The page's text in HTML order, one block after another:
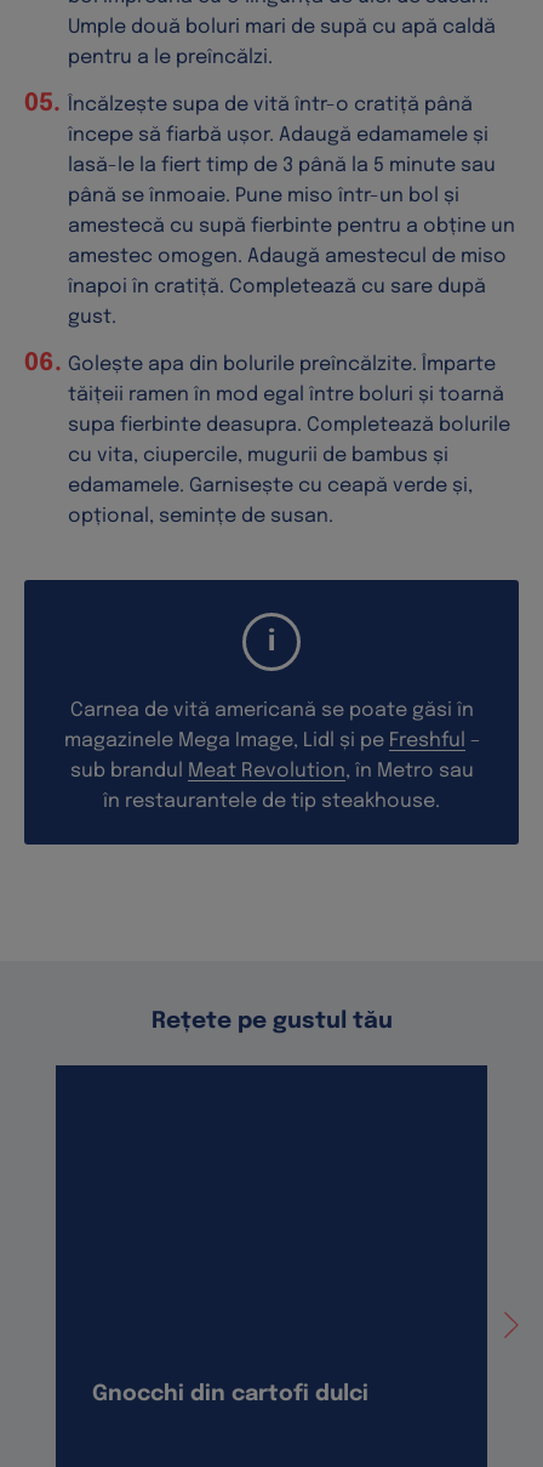
Umple două boluri mari de supă cu apă caldă
pentru a le preîncălzi.
Încălzește supa de vită într-o cratiță până
începe să fiarbă ușor. Adaugă edamamele și
lasă-le la fiert timp de 3 până la 5 minute sau
până se înmoaie. Pune miso într-un bol și
amestecă cu supă fierbinte pentru a obține un
amestec omogen. Adaugă amestecul de miso
înapoi în cratiță. Completează cu sare după
gust.
Golește apa din bolurile preîncălzite. Împarte
tăițeii ramen în mod egal între boluri și toarnă
supa fierbinte deasupra. Completează bolurile
cu vita, ciupercile, mugurii de bambus și
edamamele. Garnisește cu ceapă verde și,
opțional, semințe de susan.
Carnea de vită americană se poate găsi în
magazinele Mega Image, Lidl și pe Freshful –
sub brandul
Meat Revolution, în Metro sau
în restaurantele de tip steakhouse.
Rețete pe gustul tău
Gnocchi din cartofi dulci